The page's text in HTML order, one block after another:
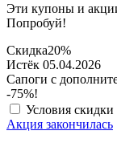
Эти купоны и
Попробуй!
Скидка20%
Истёк 05.04.2026
Сапоги с
-75%!
Условия скидки
Акция закончилась